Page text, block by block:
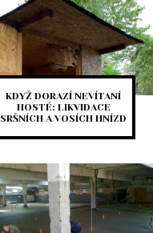
KDYŽ DORAZÍ NEVÍTANÍ
HOSTÉ: LIKVIDACE
SRŠNÍCH A VOSÍCH HNÍZD